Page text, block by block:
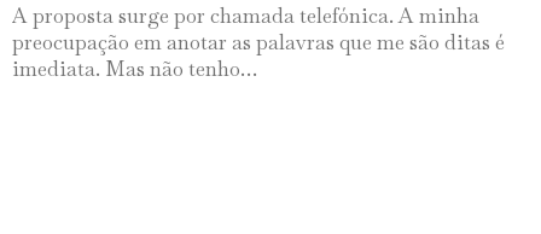
A proposta surge por chamada telefónica. A minha
preocupação em anotar as palavras que me são ditas é
imediata. Mas não tenho…